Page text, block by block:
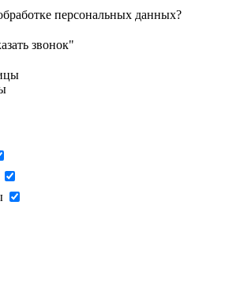
персональных данных?
звонок"